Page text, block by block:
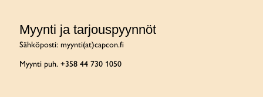
Myynti ja tarjouspyynnöt
Sähköposti: myynti(at)capcon.fi
Myynti puh. +358 44 730 1050